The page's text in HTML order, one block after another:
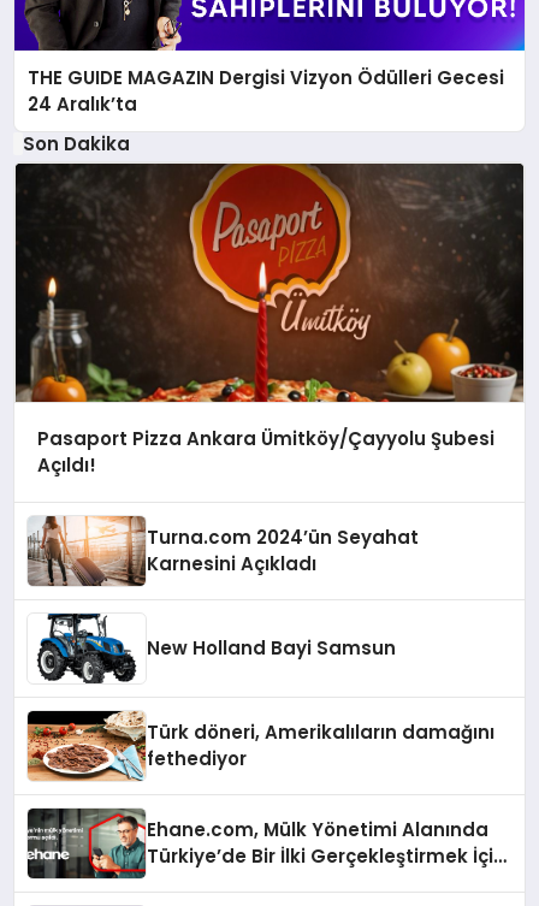
THE GUIDE MAGAZIN Dergisi Vizyon Ödülleri Gecesi
24 Aralık’ta
Son Dakika
Pasaport Pizza Ankara Ümitköy/Çayyolu Şubesi
Açıldı!
Turna.com 2024’ün Seyahat
Karnesini Açıkladı
New Holland Bayi Samsun
Türk döneri, Amerikalıların damağını
fethediyor
Ehane.com, Mülk Yönetimi Alanında
Türkiye’de Bir İlki Gerçekleştirmek İçin